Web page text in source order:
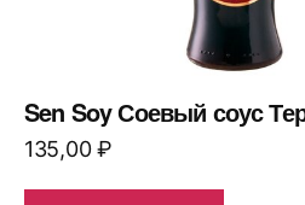
Sen Soy Соевый соус
135,00₽